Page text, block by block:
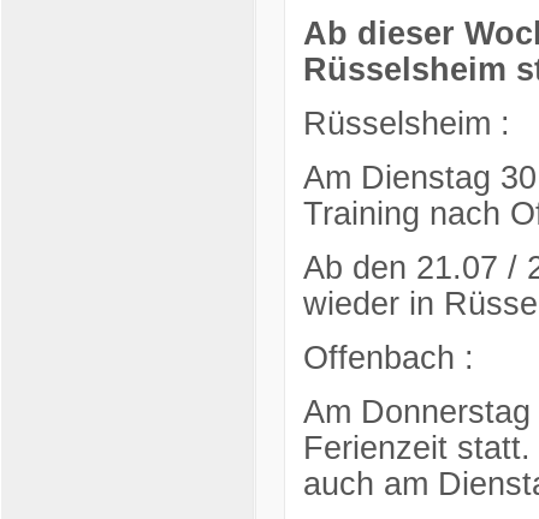
Ab dieser
Rüsselsheim
Rüsselsheim :
Am Dienstag
Training nach
Ab den 21.07 /
wieder in
Offenbach :
Am
Ferienzeit
auch am